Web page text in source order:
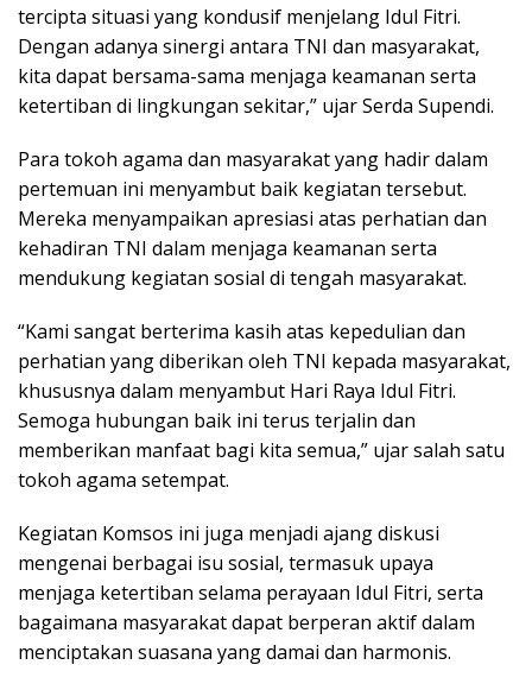
tercipta situasi yang kondusif menjelang Idul Fitri.
Dengan adanya sinergi antara TNI dan masyarakat,
kita dapat bersama-sama menjaga keamanan serta
ketertiban di lingkungan sekitar,” ujar Serda Supendi.
Para tokoh agama dan masyarakat yang hadir dalam
pertemuan ini menyambut baik kegiatan tersebut.
Mereka menyampaikan apresiasi atas perhatian dan
kehadiran TNI dalam menjaga keamanan serta
mendukung kegiatan sosial di tengah masyarakat.
“Kami sangat berterima kasih atas kepedulian dan
perhatian yang diberikan oleh TNI kepada masyarakat,
khususnya dalam menyambut Hari Raya Idul Fitri.
Semoga hubungan baik ini terus terjalin dan
memberikan manfaat bagi kita semua,” ujar salah satu
tokoh agama setempat.
Kegiatan Komsos ini juga menjadi ajang diskusi
mengenai berbagai isu sosial, termasuk upaya
menjaga ketertiban selama perayaan Idul Fitri, serta
bagaimana masyarakat dapat berperan aktif dalam
menciptakan suasana yang damai dan harmonis.